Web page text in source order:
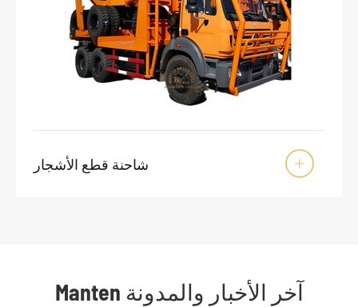
شاحنة قطع الأشجار 
Manten آخر الأخبار والمدونة